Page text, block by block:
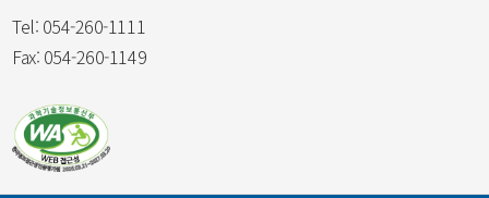
Tel: 054-260-1111
Fax: 054-260-1149